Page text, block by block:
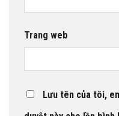
Trang web
Lưu tên của tôi,